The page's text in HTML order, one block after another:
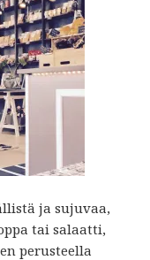
ja sujuvaa,
tai salaatti,
perusteella